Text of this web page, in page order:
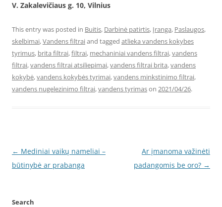
V. Zakalevičiaus g. 10, Vilnius
This entry was posted in Buitis, Darbinė patirtis, Įranga, Paslaugos,
skelbimai,Vandens filtraiand tagged atlieka vandens kokybes
tyrimus, brita filtrai,filtrai, mechaniniai vandens filtrai,vandens
filtrai,vandens filtrai atsiliepimai,vandens filtrai brita,vandens
kokybė,vandens kokybės tyrimai,vandens minkstinimo filtrai,
vandens nugelezinimo filtrai,vandens tyrimason 2021/04/26.
Post
navigation
← Mediniai vaikų nameliai –
būtinybė ar prabanga
Ar įmanoma važinėti
padangomis be oro? →
Search